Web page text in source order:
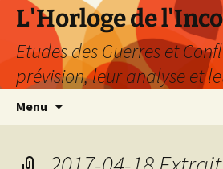
Aller
contenu
L'Horloge de
Etudes des Guerres et
prévision, leur analyse et
Menu